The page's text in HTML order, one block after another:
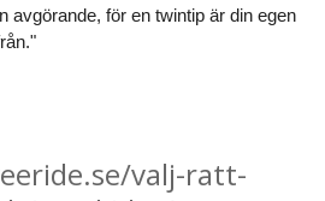
avgörande, för en twintip är din egen
valj-ratt-